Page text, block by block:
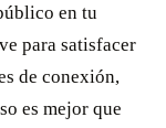
en tu
para satisfacer
de conexión,
es mejor que